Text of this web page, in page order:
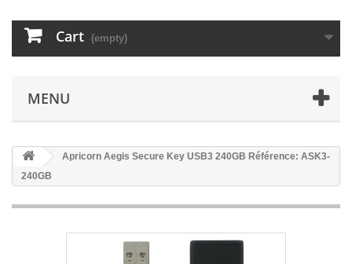
Cart (empty)
MENU
Apricorn Aegis Secure Key USB3 240GB Référence: ASK3-
240GB